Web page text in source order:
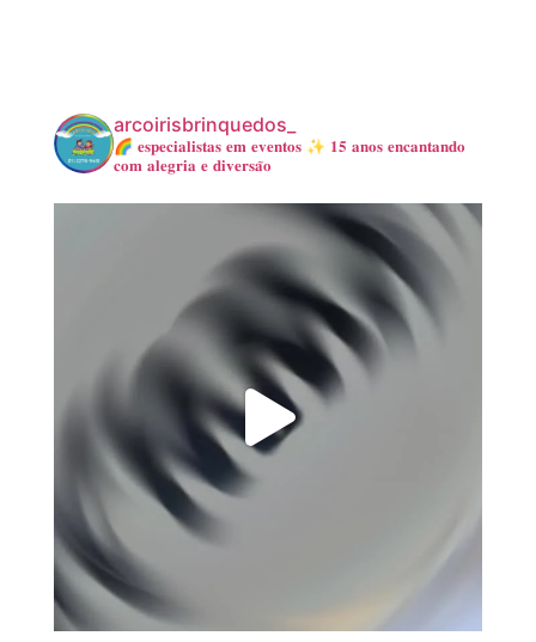
arcoirisbrinquedos_
🌈 𝐞𝐬𝐩𝐞𝐜𝐢𝐚𝐥𝐢𝐬𝐭𝐚𝐬 𝐞𝐦 𝐞𝐯𝐞𝐧𝐭𝐨𝐬 ✨ 𝟏𝟓 𝐚𝐧𝐨𝐬 𝐞𝐧𝐜𝐚𝐧𝐭𝐚𝐧𝐝𝐨
𝐜𝐨𝐦 𝐚𝐥𝐞𝐠𝐫𝐢𝐚 𝐞 𝐝𝐢𝐯𝐞𝐫𝐬𝐚̃𝐨